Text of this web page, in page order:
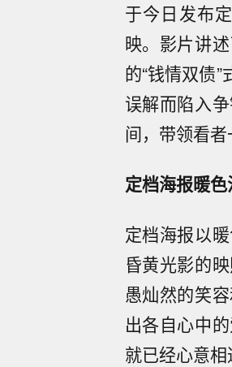
于今日发布
映。影片讲
的“钱情双债
误解而陷入
间，带领看
定档海报暖
定档海报以
昏黄光影的
愚灿然的笑
出各自心中
就已经心意相